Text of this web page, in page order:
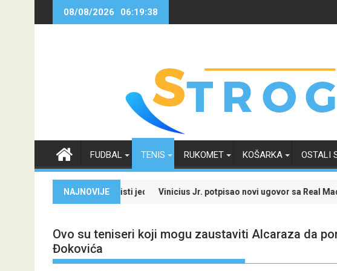
08/08/2026 06:19:39
FUDBAL TENIS RUKOMET KOŠARKA OSTALI
NAJNOVIJE
i iskoristi jedinstvenu ponuduVinicius Jr. potpisao novi ugovor sa Real Madridom i okončao
Ovo su teniseri koji mogu zaustaviti Alcaraza da
Đokovića